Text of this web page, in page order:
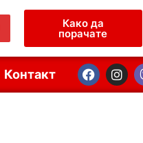
Како да
порачате
Контакт